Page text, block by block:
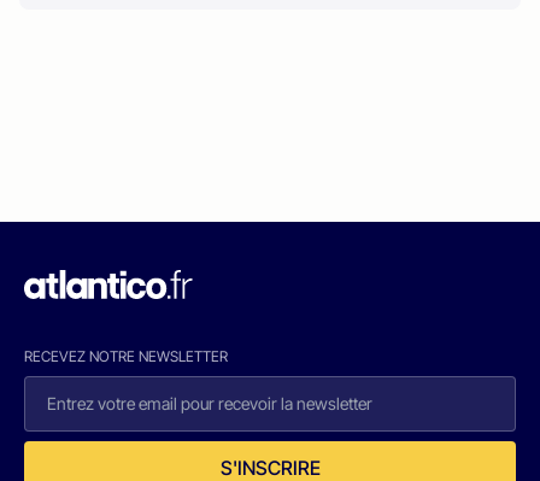
RECEVEZ NOTRE NEWSLETTER
S'INSCRIRE